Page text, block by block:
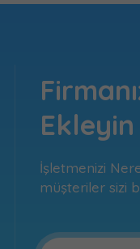
Ekleyin
İşletmenizi
müşteriler sizi